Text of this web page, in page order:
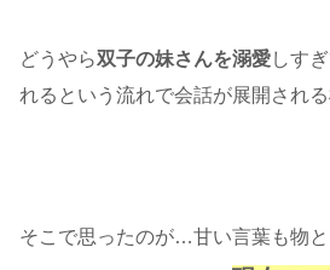
どうやら双子の妹さんを溺愛しす
れるという流れで会話が展開され
そこで思ったのが…甘い言葉も物